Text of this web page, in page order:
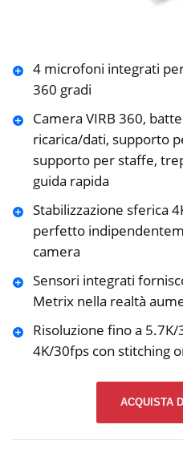
4 microfoni integrati per
360 gradi
Camera VIRB 360,
ricarica/dati, supporto
supporto per staffe,
guida rapida
Stabilizzazione sferica
perfetto
camera
Sensori integrati
Metrix nella realtà
Risoluzione fino a
4K/30fps con stitching
ACQUISTA